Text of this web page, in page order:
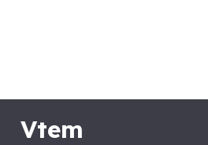
Vtem